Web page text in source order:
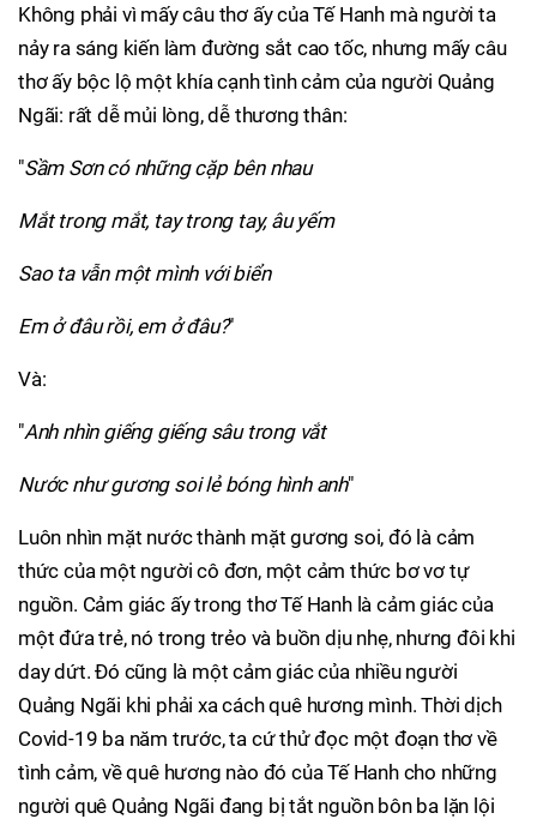
Không phải vì mấy câu thơ ấy của Tế Hanh mà người ta
nảy ra sáng kiến làm đường sắt cao tốc, nhưng mấy câu
thơ ấy bộc lộ một khía cạnh tình cảm của người Quảng
Ngãi: rất dễ mủi lòng, dễ thương thân:
"Sầm Sơn có những cặp bên nhau
Mắt trong mắt, tay trong tay, âu yếm
Sao ta vẫn một mình với biển
Em ở đâu rồi, em ở đâu?"
Và:
"Anh nhìn giếng giếng sâu trong vắt
Nước như gương soi lẻ bóng hình anh"
Luôn nhìn mặt nước thành mặt gương soi, đó là cảm
thức của một người cô đơn, một cảm thức bơ vơ tự
nguồn. Cảm giác ấy trong thơ Tế Hanh là cảm giác của
một đứa trẻ, nó trong trẻo và buồn dịu nhẹ, nhưng đôi khi
day dứt. Đó cũng là một cảm giác của nhiều người
Quảng Ngãi khi phải xa cách quê hương mình. Thời dịch
Covid-19 ba năm trước, ta cứ thử đọc một đoạn thơ về
tình cảm, về quê hương nào đó của Tế Hanh cho những
người quê Quảng Ngãi đang bị tắt nguồn bôn ba lặn lội